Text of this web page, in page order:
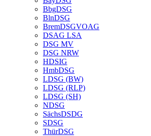
BbgDSG
BlnDSG
BremDSGVOAG
DSAG LSA
DSG MV
DSG NRW
HDSIG
HmbDSG
LDSG (BW)
LDSG (RLP)
LDSG (SH)
NDSG
SächsDSDG
SDSG
ThürDSG